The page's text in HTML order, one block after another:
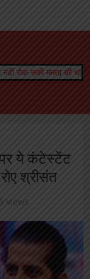
जारी रहा स्तनपान
ये कंटेस्टेंट
श्रीसंत
Views